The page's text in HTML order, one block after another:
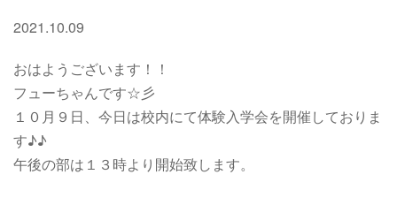
2021.10.09
おはようございます！！
フューちゃんです☆彡
１０月９日、今日は校内にて体験入学会を開催しておりま
す♪♪
午後の部は１３時より開始致します。